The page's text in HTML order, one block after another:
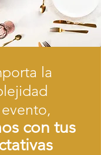
la
con tus